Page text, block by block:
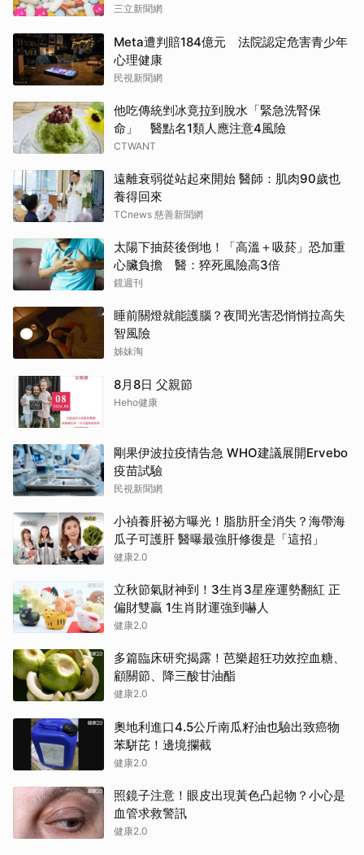
三立新聞網
Meta遭判賠184億元 法院認定危害青少年
心理健康
民視新聞網
他吃傳統剉冰竟拉到脫水「緊急洗腎保
命」 醫點名1類人應注意4風險
CTWANT
遠離衰弱從站起來開始 醫師：肌肉90歲也
養得回來
TCnews 慈善新聞網
太陽下抽菸後倒地！「高溫＋吸菸」恐加重
心臟負擔 醫：猝死風險高3倍
鏡週刊
睡前關燈就能護腦？夜間光害恐悄悄拉高失
智風險
姊妹淘
8月8日 父親節
Heho健康
剛果伊波拉疫情告急 WHO建議展開Ervebo
疫苗試驗
民視新聞網
小禎養肝祕方曝光！脂肪肝全消失？海帶海
瓜子可護肝 醫曝最強肝修復是「這招」
健康2.0
立秋節氣財神到！3生肖3星座運勢翻紅 正
偏財雙贏 1生肖財運強到嚇人
健康2.0
多篇臨床研究揭露！芭樂超狂功效控血糖、
顧關節、降三酸甘油酯
健康2.0
奧地利進口4.5公斤南瓜籽油也驗出致癌物
苯駢芘！邊境攔截
健康2.0
照鏡子注意！眼皮出現黃色凸起物？小心是
血管求救警訊
健康2.0